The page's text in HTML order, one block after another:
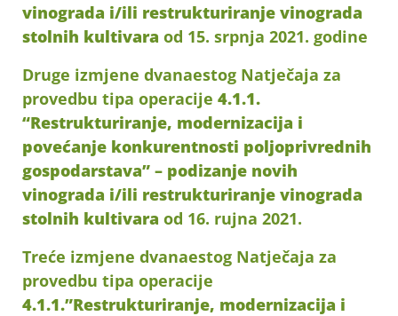
vinograda i/ili restrukturiranje vinograda
stolnih kultivara od 15. srpnja 2021. godine
Druge izmjene dvanaestog Natječaja za
provedbu tipa operacije 4.1.1.
“Restrukturiranje, modernizacija i
povećanje konkurentnosti poljoprivrednih
gospodarstava” – podizanje novih
vinograda i/ili restrukturiranje vinograda
stolnih kultivara od 16. rujna 2021.
Treće izmjene dvanaestog Natječaja za
provedbu tipa operacije
4.1.1.”Restrukturiranje, modernizacija i